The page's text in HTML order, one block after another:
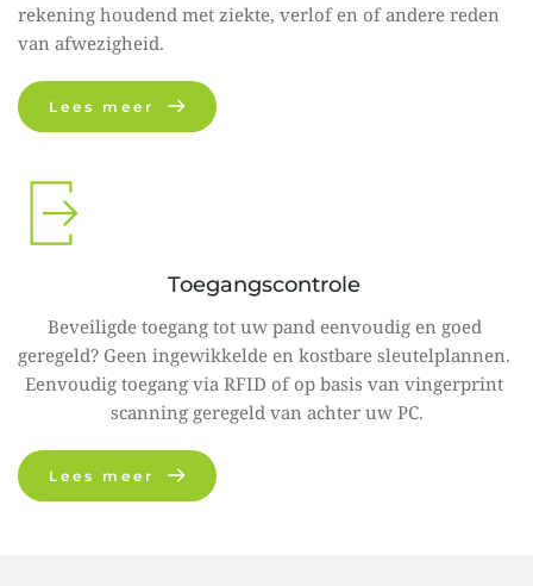
rekening houdend met ziekte, verlof en of andere reden
van afwezigheid.
Lees meer
Toegangscontrole
Beveiligde toegang tot uw pand eenvoudig en goed
geregeld? Geen ingewikkelde en kostbare sleutelplannen.
Eenvoudig toegang via RFID of op basis van vingerprint
scanning geregeld van achter uw PC.
Lees meer